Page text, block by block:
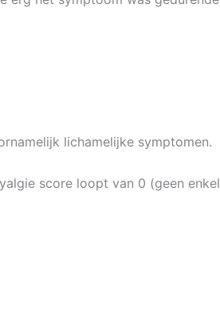
lichamelijke symptomen.
score loopt van 0 (geen